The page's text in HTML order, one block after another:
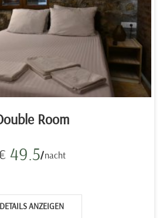
Room
49.5nacht
DETAILS ANZEIGEN